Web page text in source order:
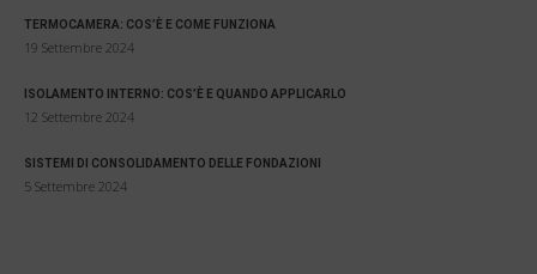
TERMOCAMERA: COS’È E COME FUNZIONA
19 Settembre 2024
ISOLAMENTO INTERNO: COS’È E QUANDO APPLICARLO
12 Settembre 2024
SISTEMI DI CONSOLIDAMENTO DELLE FONDAZIONI
5 Settembre 2024